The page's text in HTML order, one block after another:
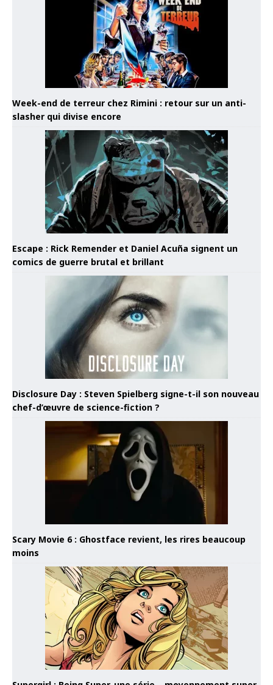
Week-end de terreur chez Rimini : retour sur un anti-
slasher qui divise encore
Escape : Rick Remender et Daniel Acuña signent un
comics de guerre brutal et brillant
Disclosure Day : Steven Spielberg signe-t-il son nouveau
chef-d’œuvre de science-fiction ?
Scary Movie 6 : Ghostface revient, les rires beaucoup
moins